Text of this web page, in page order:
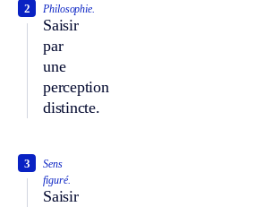
Philosophie.
Saisir
par
une
perception
distincte.
2
Sens
figuré.
Saisir
3